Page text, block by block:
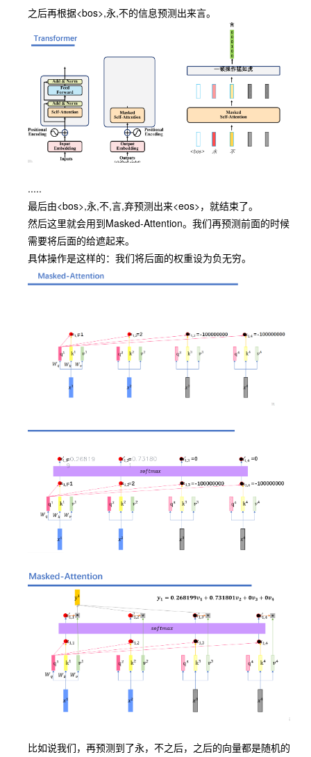
之后再根据<bos>,永,不的信息预测出来言。
.....
最后由<bos>,永,不,言,弃预测出来<eos>，就结束了。
然后这里就会用到Masked-Attention。我们再预测前面的时候
需要将后面的给遮起来。
具体操作是这样的：我们将后面的权重设为负无穷。
比如说我们，再预测到了永， 不之后，之后的向量都是随机的